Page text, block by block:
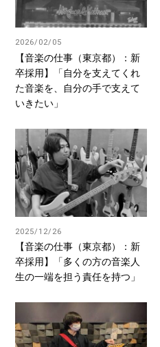
2026/02/05
【音楽の仕事（東京都）：新
卒採用】「自分を支えてくれ
た音楽を、自分の手で支えて
いきたい」
2025/12/26
【音楽の仕事（東京都）：新
卒採用】「多くの方の音楽人
生の一端を担う責任を持つ」